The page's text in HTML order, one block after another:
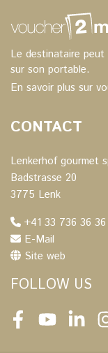
Le destinataire
sur son portable.
En savoir plus sur
CONTACT
Lenkerhof gourmet
Badstrasse 20
3775 Lenk
+41 33 736 36 36
E-Mail
Site web
FOLLOW US
FacebookYoutube